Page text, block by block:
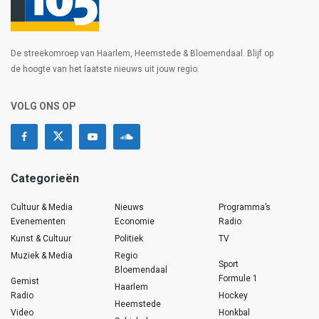
De streekomroep van Haarlem, Heemstede & Bloemendaal. Blijf op
de hoogte van het laatste nieuws uit jouw regio.
VOLG ONS OP
Categorieën
Cultuur & Media
Evenementen
Kunst & Cultuur
Muziek & Media
Gemist
Radio
Video
Nieuws
Economie
Politiek
Regio
Bloemendaal
Haarlem
Heemstede
Programma’s
Radio
TV
Sport
Formule 1
Hockey
Honkbal